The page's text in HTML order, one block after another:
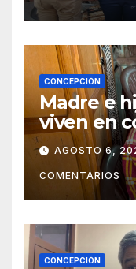
CONCEPCIÓN
Madre e
viven en
precarias
campaña
ayudarlas
AGOSTO 6,
COMENTARIOS
CONCEPCIÓN